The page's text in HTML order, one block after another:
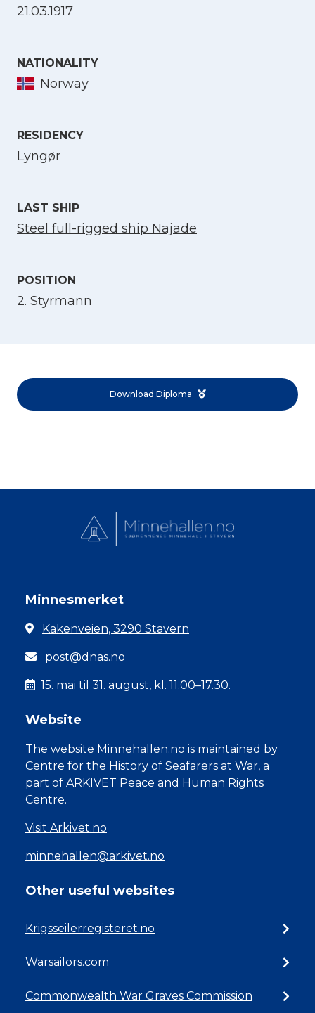
21.03.1917
NATIONALITY
Norway
RESIDENCY
Lyngør
LAST SHIP
Steel full-rigged ship Najade
POSITION
2. Styrmann
Download Diploma
Minnesmerket
Kakenveien, 3290 Stavern
post@dnas.no
15. mai til 31. august, kl. 11.00–17.30.
Website
The website Minnehallen.no is maintained by
Centre for the History of Seafarers at War, a
part of ARKIVET Peace and Human Rights
Centre.
Visit Arkivet.no
minnehallen@arkivet.no
Other useful websites
Krigsseilerregisteret.no
Warsailors.com
Commonwealth War Graves Commission
Select Language
English